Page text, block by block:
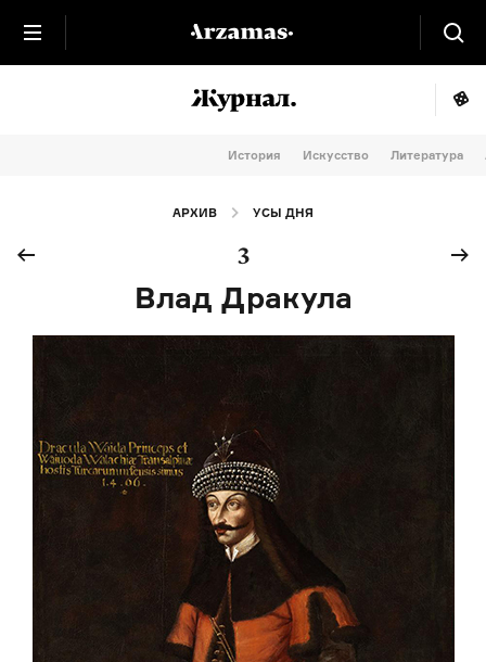
История Искусство Литература
АРХИВ УСЫ ДНЯ
3
Влад Дракула